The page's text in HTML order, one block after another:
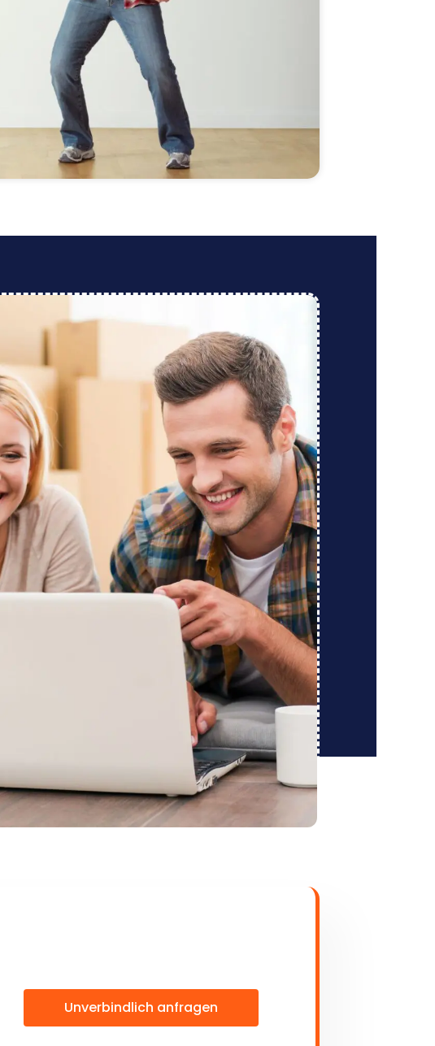
Unverbindlich anfragen